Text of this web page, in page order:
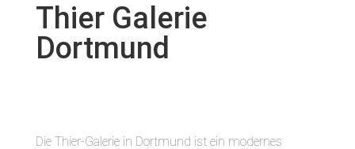
Thier Galerie
Dortmund
Die Thier-Galerie in Dortmund ist ein modernes